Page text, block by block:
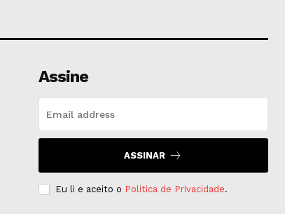
Assine
ASSINAR
Eu li e aceito o Politica de Privacidade.